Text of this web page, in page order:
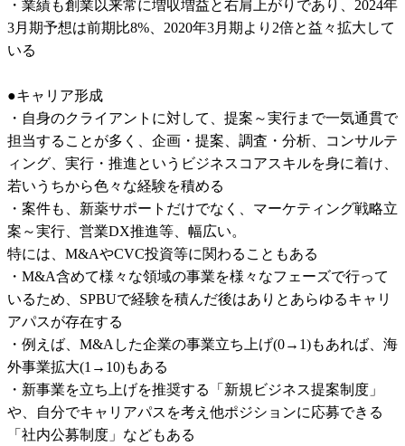
・業績も創業以来常に増収増益と右肩上がりであり、2024年
3月期予想は前期比8%、2020年3月期より2倍と益々拡大して
いる
●キャリア形成
・自身のクライアントに対して、提案～実行まで一気通貫で
担当することが多く、企画・提案、調査・分析、コンサルテ
ィング、実行・推進というビジネスコアスキルを身に着け、
若いうちから色々な経験を積める
・案件も、新薬サポートだけでなく、マーケティング戦略立
案～実行、営業DX推進等、幅広い。
特には、M&AやCVC投資等に関わることもある
・M&A含めて様々な領域の事業を様々なフェーズで行って
いるため、SPBUで経験を積んだ後はありとあらゆるキャリ
アパスが存在する
・例えば、M&Aした企業の事業立ち上げ(0→1)もあれば、海
外事業拡大(1→10)もある
・新事業を立ち上げを推奨する「新規ビジネス提案制度」
や、自分でキャリアパスを考え他ポジションに応募できる
「社内公募制度」などもある